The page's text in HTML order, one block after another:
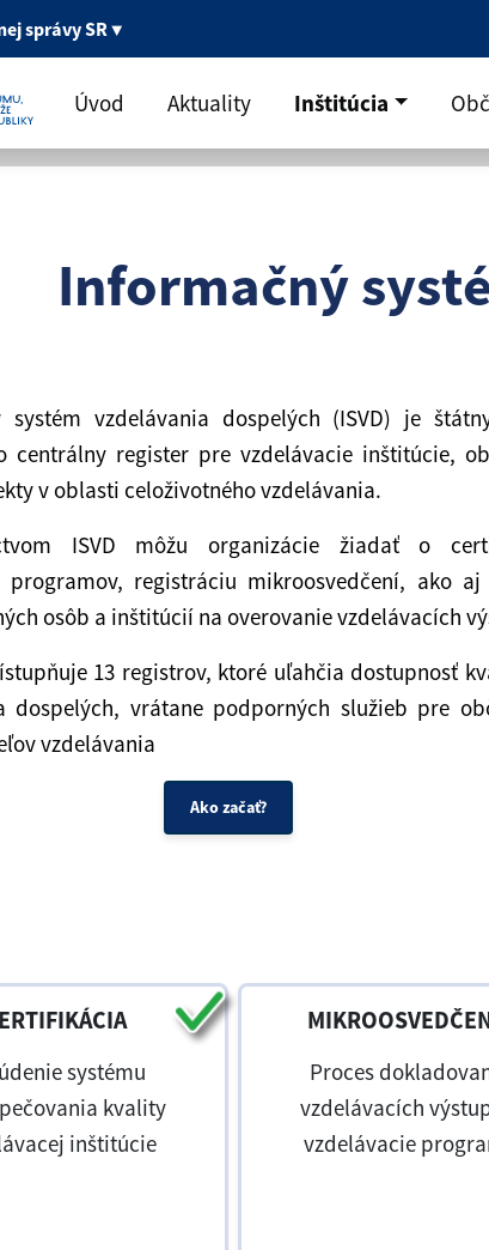
správy SR▼
Úvod Aktuality Inštitúcia
Informačný
systém vzdelávania dospelých (ISVD) je
centrálny register pre vzdelávacie inštitúcie,
v oblasti celoživotného vzdelávania.
ISVD môžu organizácie žiadať o
programov, registráciu mikroosvedčení, ako
osôb a inštitúcií na overovanie vzdelávacích
13 registrov, ktoré uľahčia dostupnosť
dospelých, vrátane podporných služieb pre
vzdelávania
Ako začať?
systému
kvality
inštitúcie
Proces
vzdelávacích
vzdelávacie